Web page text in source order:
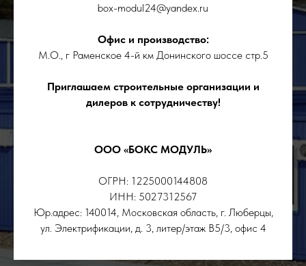
box-modul24@yandex.ru
Офис и производство:
М.О., г Раменское 4-й км Донинского шоссе стр.5
Приглашаем строительные организации и
дилеров к сотрудничеству!
ООО «БОКС МОДУЛЬ»
ОГРН: 1225000144808
ИНН: 5027312567
Юр.адрес: 140014, Московская область, г. Люберцы,
ул. Электрификации, д. 3, литер/этаж В5/3, офис 4